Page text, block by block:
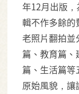
年12月出版
輯不作多餘的
老照片翻拍
篇、教育篇
篇、生活篇
原始風貌，